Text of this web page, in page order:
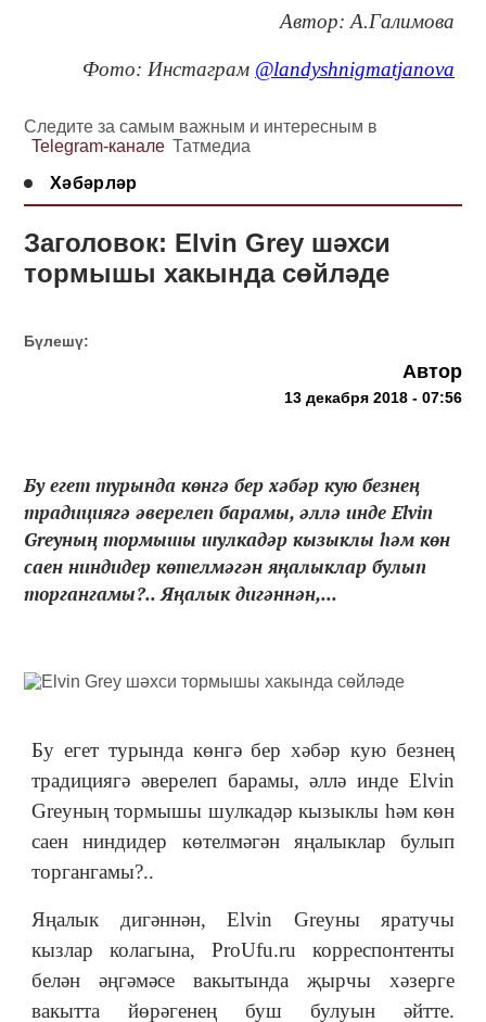
Автор: А.Галимова
Фото: Инстаграм @landyshnigmatjanova
Следите за самым важным и интересным в
Telegram-канале Татмедиа
Хәбәрләр
Заголовок: Elvin Grey шәхси
тормышы хакында сөйләде
Бүлешү:
Автор
13 декабря 2018 - 07:56
Бу егет турында көнгә бер хәбәр кую безнең
традициягә әверелеп барамы, әллә инде Elvin
Greyның тормышы шулкадәр кызыклы һәм көн
саен ниндидер көтелмәгән яңалыклар булып
торгангамы?.. Яңалык дигәннән,...
Бу егет турында көнгә бер хәбәр кую безнең
традициягә әверелеп барамы, әллә инде Elvin
Greyның тормышы шулкадәр кызыклы һәм көн
саен ниндидер көтелмәгән яңалыклар булып
торгангамы?..
Яңалык дигәннән, Elvin Greyны яратучы
кызлар колагына, ProUfu.ru корреспонтенты
белән әңгәмәсе вакытында җырчы хәзерге
вакытта йөрәгенең буш булуын әйтте.